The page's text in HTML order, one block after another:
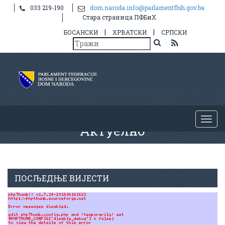
033 219-190
dom.naroda.info@parlamentfbih.gov.ba
Стара страница ПФБиХ
БОСАНСКИ
| ХРВАТСКИ | СРПСКИ
Актуелно
ПОСЉЕДЊЕ ВИЈЕСТИ